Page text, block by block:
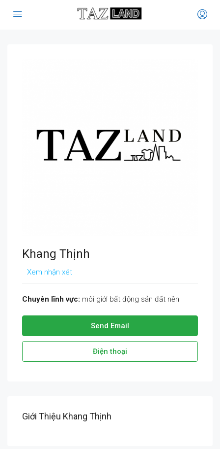
Khang Thịnh
Xem nhận xét
Chuyên lĩnh vực: môi giới bất động sản đất nền
Send Email
Điện thoại
Giới Thiệu Khang Thịnh